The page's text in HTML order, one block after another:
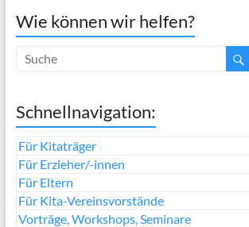
Wie können wir helfen?
Schnellnavigation:
Für Kitaträger
Für Erzieher/-innen
Für Eltern
Für Kita-Vereinsvorstände
Vorträge, Workshops, Seminare